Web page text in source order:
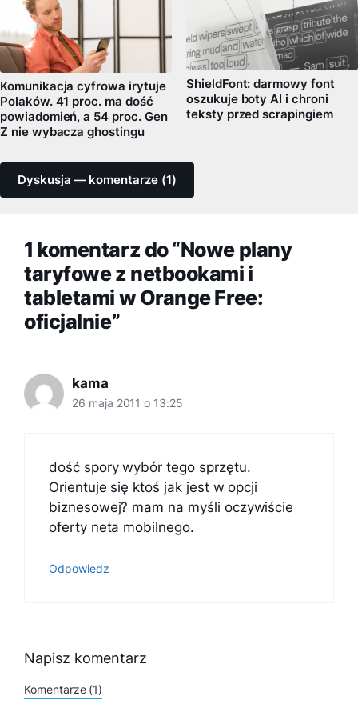
Komunikacja cyfrowa irytuje
Polaków. 41 proc. ma dość
powiadomień, a 54 proc. Gen
Z nie wybacza ghostingu
ShieldFont: darmowy font
oszukuje boty AI i chroni
teksty przed scrapingiem
Dyskusja — komentarze (1)
1 komentarz do “Nowe plany
taryfowe z netbookami i
tabletami w Orange Free:
oficjalnie”
kama
26 maja 2011 o 13:25
dość spory wybór tego sprzętu.
Orientuje się ktoś jak jest w opcji
biznesowej? mam na myśli oczywiście
oferty neta mobilnego.
Odpowiedz
Napisz komentarz
Komentarze (1)